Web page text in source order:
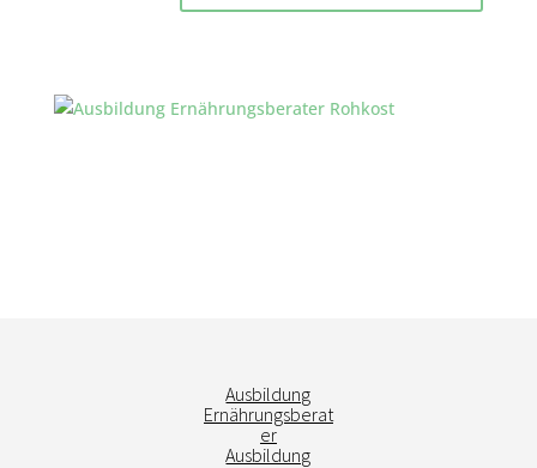
Ausbildung
Ernährungsberat
er
Ausbildung